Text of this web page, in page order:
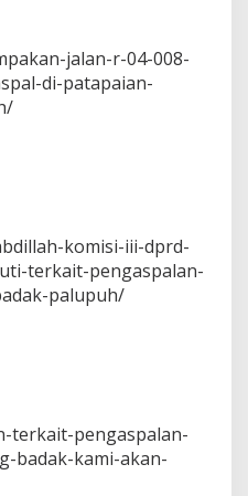
jalan-r-04-008-
di-patapaian-
komisi-iii-dprd-
terkait-pengaspalan-
palupuh/
terkait-pengaspalan-
badak-kami-akan-